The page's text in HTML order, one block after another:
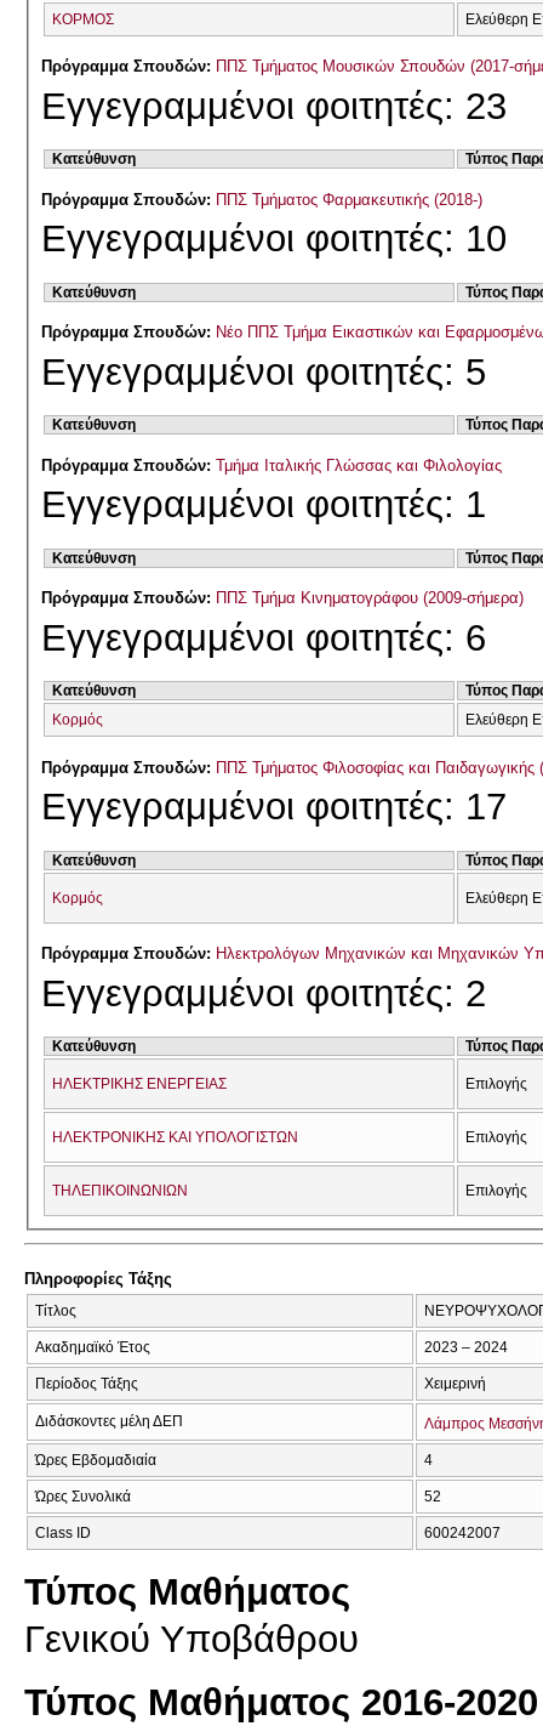
ΚΟΡΜΟΣ
Ελεύθερη
Πρόγραμμα Σπουδών: ΠΠΣ Τμήματος Μουσικών Σπουδών (2017-
Εγγεγραμμένοι φοιτητές: 23
Κατεύθυνση Τύπος
Πρόγραμμα Σπουδών: ΠΠΣ Τμήματος Φαρμακευτικής (2018-)
Εγγεγραμμένοι φοιτητές: 10
Κατεύθυνση Τύπος
Πρόγραμμα Σπουδών: Νέο ΠΠΣ Τμήμα Εικαστικών και
Εγγεγραμμένοι φοιτητές: 5
Κατεύθυνση Τύπος
Πρόγραμμα Σπουδών:Τμήμα Ιταλικής Γλώσσας και Φιλολογίας
Εγγεγραμμένοι φοιτητές: 1
Κατεύθυνση Τύπος
Πρόγραμμα Σπουδών: ΠΠΣ Τμήμα Κινηματογράφου (2009-σήμερα)
Εγγεγραμμένοι φοιτητές: 6
Κατεύθυνση
Τύπος
Κορμός
Ελεύθερη
Πρόγραμμα Σπουδών: ΠΠΣ Τμήματος Φιλοσοφίας και Παιδαγωγικής
Εγγεγραμμένοι φοιτητές: 17
Κατεύθυνση Τύπος
Κορμός Ελεύθερη
Πρόγραμμα Σπουδών: Ηλεκτρολόγων Μηχανικών και Μηχανικών
Εγγεγραμμένοι φοιτητές: 2
Κατεύθυνση Τύπος
ΗΛΕΚΤΡΙΚΗΣ ΕΝΕΡΓΕΙΑΣ Επιλογής
ΗΛΕΚΤΡΟΝΙΚΗΣ ΚΑΙ ΥΠΟΛΟΓΙΣΤΩΝ Επιλογής
ΤΗΛΕΠΙΚΟΙΝΩΝΙΩΝ Επιλογής
Πληροφορίες Τάξης
Τίτλος
Ακαδημαϊκό Έτος 2023 – 2024
Περίοδος Τάξης Χειμερινή
Διδάσκοντες μέλη ΔΕΠ Λάμπρος
Ώρες Εβδομαδιαία 4
Ώρες Συνολικά 52
Class ID 600242007
Τύπος Μαθήματος
Γενικού Υποβάθρου
Τύπος Μαθήματος 2016-2020